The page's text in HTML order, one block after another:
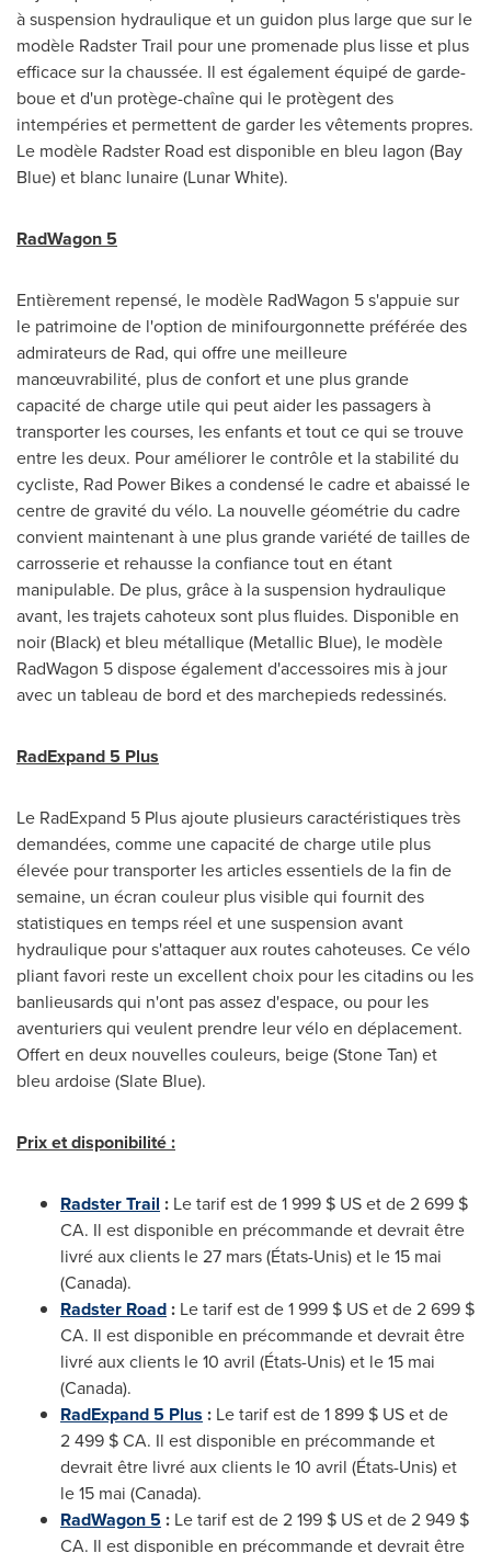
à suspension hydraulique et un guidon plus large que sur le
modèle Radster Trail pour une promenade plus lisse et plus
efficace sur la chaussée. Il est également équipé de garde-
boue et d'un protège-chaîne qui le protègent des
intempéries et permettent de garder les vêtements propres.
Le modèle Radster Road est disponible en bleu lagon (Bay
Blue) et blanc lunaire (Lunar White).
RadWagon 5
Entièrement repensé, le modèle RadWagon 5 s'appuie sur
le patrimoine de l'option de minifourgonnette préférée des
admirateurs de Rad, qui offre une meilleure
manœuvrabilité, plus de confort et une plus grande
capacité de charge utile qui peut aider les passagers à
transporter les courses, les enfants et tout ce qui se trouve
entre les deux. Pour améliorer le contrôle et la stabilité du
cycliste, Rad Power Bikes a condensé le cadre et abaissé le
centre de gravité du vélo. La nouvelle géométrie du cadre
convient maintenant à une plus grande variété de tailles de
carrosserie et rehausse la confiance tout en étant
manipulable. De plus, grâce à la suspension hydraulique
avant, les trajets cahoteux sont plus fluides. Disponible en
noir (Black) et bleu métallique (Metallic Blue), le modèle
RadWagon 5 dispose également d'accessoires mis à jour
avec un tableau de bord et des marchepieds redessinés.
RadExpand 5 Plus
Le RadExpand 5 Plus ajoute plusieurs caractéristiques très
demandées, comme une capacité de charge utile plus
élevée pour transporter les articles essentiels de la fin de
semaine, un écran couleur plus visible qui fournit des
statistiques en temps réel et une suspension avant
hydraulique pour s'attaquer aux routes cahoteuses. Ce vélo
pliant favori reste un excellent choix pour les citadins ou les
banlieusards qui n'ont pas assez d'espace, ou pour les
aventuriers qui veulent prendre leur vélo en déplacement.
Offert en deux nouvelles couleurs, beige (Stone Tan) et
bleu ardoise (Slate Blue).
Prix et disponibilité :
Radster Trail : Le tarif est de 1 999 $ US et de 2 699 $
CA. Il est disponible en précommande et devrait être
livré aux clients le 27 mars (États-Unis) et le 15 mai
(Canada).
Radster Road: Le tarif est de 1 999 $ US et de 2 699 $
CA. Il est disponible en précommande et devrait être
livré aux clients le 10 avril (États-Unis) et le 15 mai
(Canada).
RadExpand 5 Plus : Le tarif est de 1 899 $ US et de
2 499 $ CA. Il est disponible en précommande et
devrait être livré aux clients le 10 avril (États-Unis) et
le 15 mai (Canada).
RadWagon 5: Le tarif est de 2 199 $ US et de 2 949 $
CA. Il est disponible en précommande et devrait être